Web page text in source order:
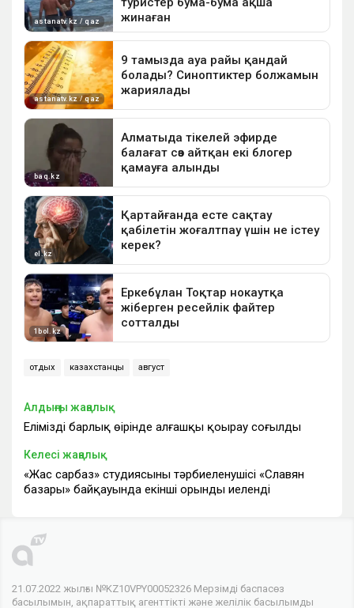
отдых казахстанцы август
Алдыңғы жаңалық
Еліміздің барлық өңірінде алғашқы қоңырау соғылды
Келесі жаңалық
«Жас сарбаз» студиясының тәрбиеленушісі «Славян
базары» байқауында екінші орынды иеленді
21.07.2022 жылғы №KZ10VPY00052326 Мерзімді баспасөз
басылымын, ақпараттық агенттікті және желілік басылымды